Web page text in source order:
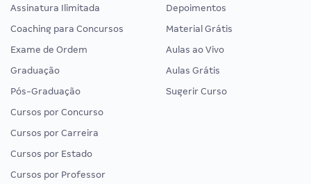
Assinatura Ilimitada
Coaching para Concursos
Exame de Ordem
Graduação
Pós-Graduação
Cursos por Concurso
Cursos por Carreira
Cursos por Estado
Cursos por Professor
Depoimentos
Material Grátis
Aulas ao Vivo
Aulas Grátis
Sugerir Curso